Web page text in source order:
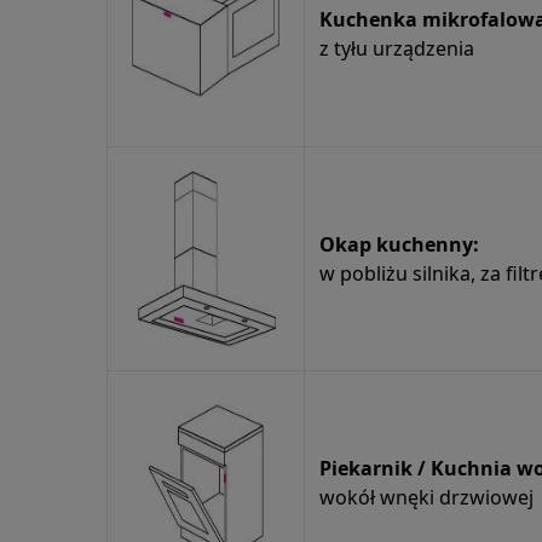
Kuchenka
z tyłu urządzenia
Okap kuchenny:
w pobliżu silnika, za
Piekarnik / Kuchnia
wokół wnęki drzwiowej